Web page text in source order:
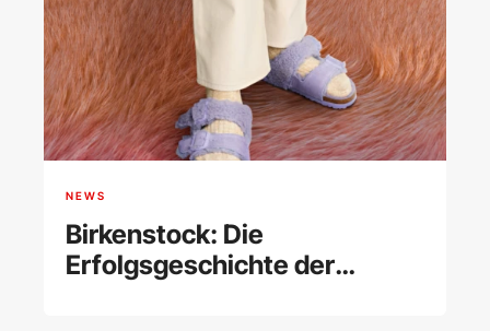
NEWS
Birkenstock: Die
Erfolgsgeschichte der